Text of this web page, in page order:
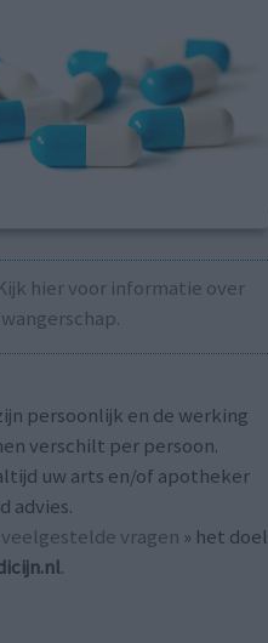
hier voor informatie over
persoonlijk en de werking
verschilt per persoon.
uw arts en/of apotheker
advies.
veelgestelde vragen » het doel
.